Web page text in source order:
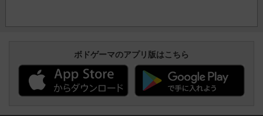
ボドゲーマのアプリ版はこちら